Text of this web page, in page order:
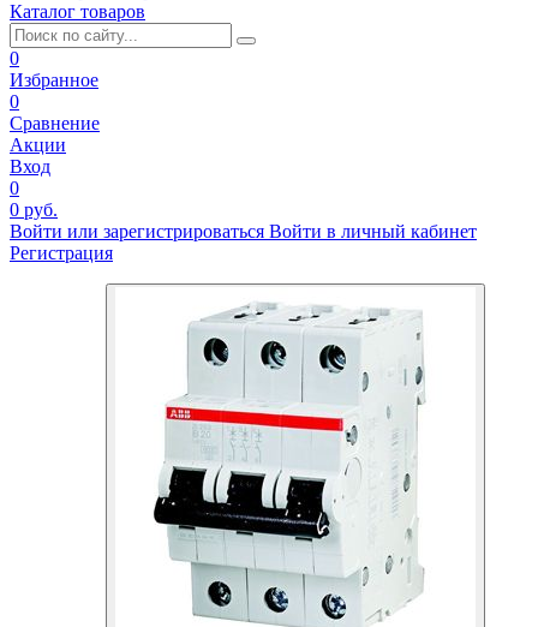
Каталог товаров
0
Избранное
0
Сравнение
Акции
Вход
0
0 руб.
Войти или зарегистрироваться Войти в личный кабинет
Регистрация